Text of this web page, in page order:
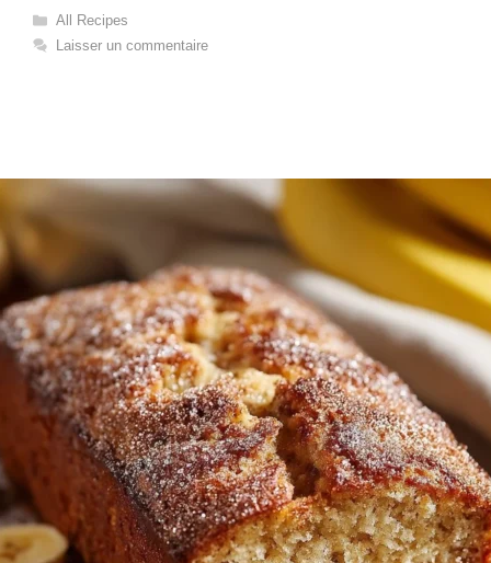
Catégories
All Recipes
Laisser un commentaire